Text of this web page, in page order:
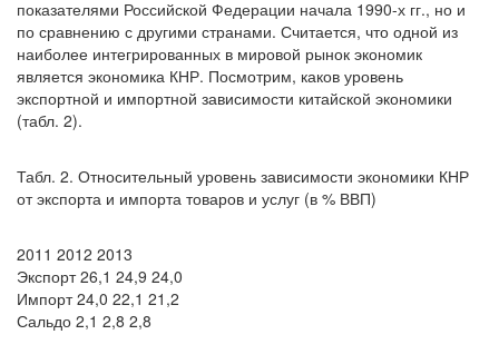
показателями Российской Федерации начала 1990-х гг., но и
по сравнению с другими странами. Считается, что одной из
наиболее интегрированных в мировой рынок экономик
является экономика КНР. Посмотрим, каков уровень
экспортной и импортной зависимости китайской экономики
(табл. 2).
Табл. 2. Относительный уровень зависимости экономики КНР
от экспорта и импорта товаров и услуг (в % ВВП)
2011 2012 2013
Экспорт 26,1 24,9 24,0
Импорт 24,0 22,1 21,2
Сальдо 2,1 2,8 2,8